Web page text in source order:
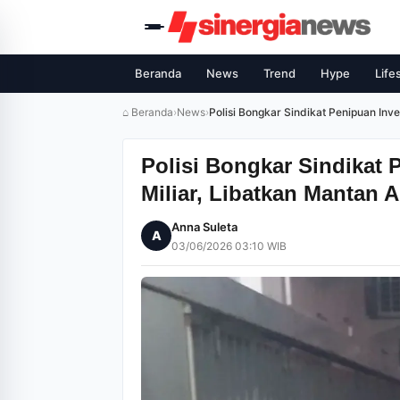
Beranda News Trend Hype
⌂ Beranda›News›Polisi Bongkar Sindikat Penipuan
Polisi Bongkar Sindikat
Miliar, Libatkan Mantan
A
Anna Suleta
03/06/2026 03:10 WIB